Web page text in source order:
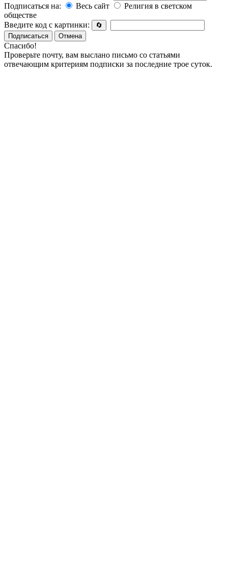
Подписаться на:
Весь сайт
Религия в светском
обществе
Введите код с картинки:
🔄
Подписаться
Отмена
Спасибо!
Проверьте почту, вам выслано письмо со статьями
отвечающим критериям подписки за последние трое суток.